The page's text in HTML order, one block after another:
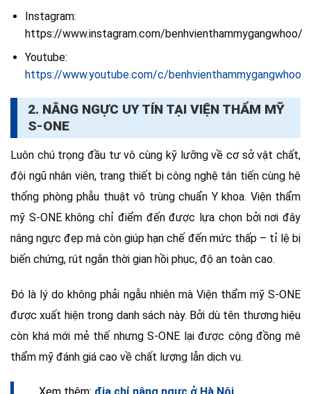
Instagram:
https://www.instagram.com/benhvienthammygangwhoo/
Youtube:
https://www.youtube.com/c/benhvienthammygangwhoo
2. NÂNG NGỰC UY TÍN TẠI VIỆN THẨM MỸ
S-ONE
Luôn chú trọng đầu tư vô cùng kỹ lưỡng về cơ sở vật chất,
đội ngũ nhân viên, trang thiết bị công nghệ tân tiến cùng hệ
thống phòng phẫu thuật vô trùng chuẩn Y khoa. Viện thẩm
mỹ S-ONE không chỉ điểm đến được lựa chọn bởi nơi đây
nâng ngực đẹp mà còn giúp hạn chế đến mức thấp – tỉ lệ bị
biến chứng, rút ngắn thời gian hồi phục, độ an toàn cao.
Đó là lý do không phải ngẫu nhiên mà Viện thẩm mỹ S-ONE
được xuất hiện trong danh sách này. Bởi dù tên thương hiệu
còn khá mới mẻ thế nhưng S-ONE lại được cộng đồng mê
thẩm mỹ đánh giá cao về chất lượng lẫn dịch vụ.